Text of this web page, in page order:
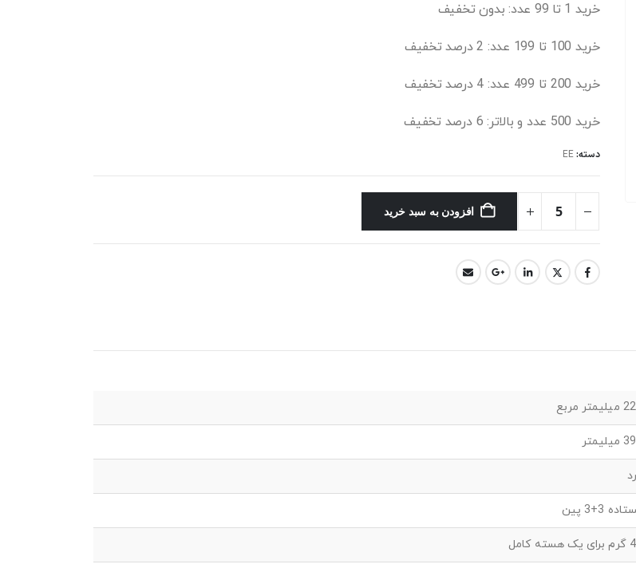
خرید 1 تا 99 عدد: بدون تخفیف
خرید 100 تا 199 عدد: 2 درصد تخفیف
خرید 200 تا 499 عدد: 4 درصد تخفیف
خرید 500 عدد و بالاتر: 6 درصد تخفیف
دسته:EE
افزودن به سبد خرید
مربع
3+3 پین
کامل